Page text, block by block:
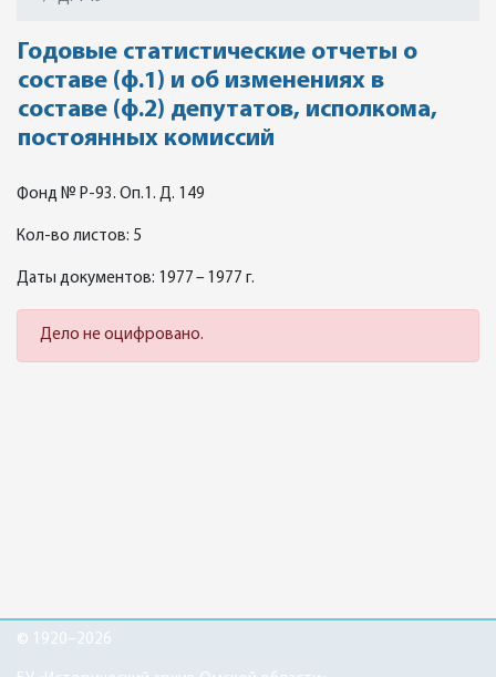
Годовые статистические отчеты о
составе (ф.1) и об изменениях в
составе (ф.2) депутатов, исполкома,
постоянных комиссий
Фонд № Р-93. Оп.1. Д. 149
Кол-во листов: 5
Даты документов: 1977 – 1977 г.
Дело не оцифровано.
© 1920–2026